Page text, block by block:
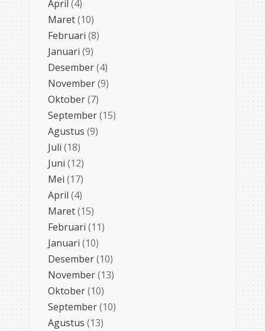
April (4)
Maret(10)
Februari (8)
Januari (9)
Desember(4)
November(9)
Oktober(7)
September(15)
Agustus (9)
Juli (18)
Juni (12)
Mei (17)
April (4)
Maret(15)
Februari (11)
Januari (10)
Desember(10)
November(13)
Oktober(10)
September(10)
Agustus (13)